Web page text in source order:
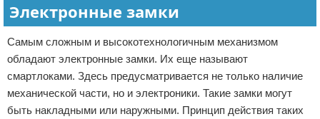
Электронные замки
Самым сложным и высокотехнологичным механизмом
обладают электронные замки. Их еще называют
смартлоками. Здесь предусматривается не только наличие
механической части, но и электроники. Такие замки могут
быть накладными или наружными. Принцип действия таких